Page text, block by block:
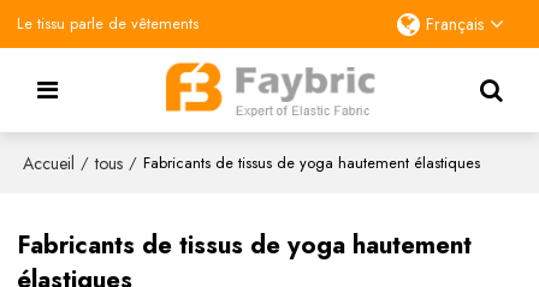
Le tissu parle de vêtements Français
Accueil / tous / Fabricants de tissus de yoga hautement élastiques
Fabricants de tissus de yoga hautement
élastiques